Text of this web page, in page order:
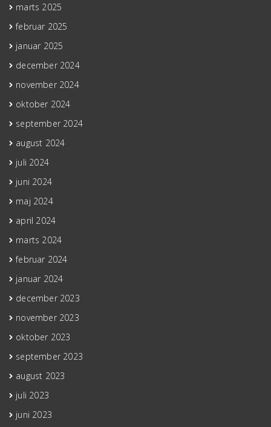
marts 2025
februar 2025
januar 2025
december 2024
november 2024
oktober 2024
september 2024
august 2024
juli 2024
juni 2024
maj 2024
april 2024
marts 2024
februar 2024
januar 2024
december 2023
november 2023
oktober 2023
september 2023
august 2023
juli 2023
juni 2023